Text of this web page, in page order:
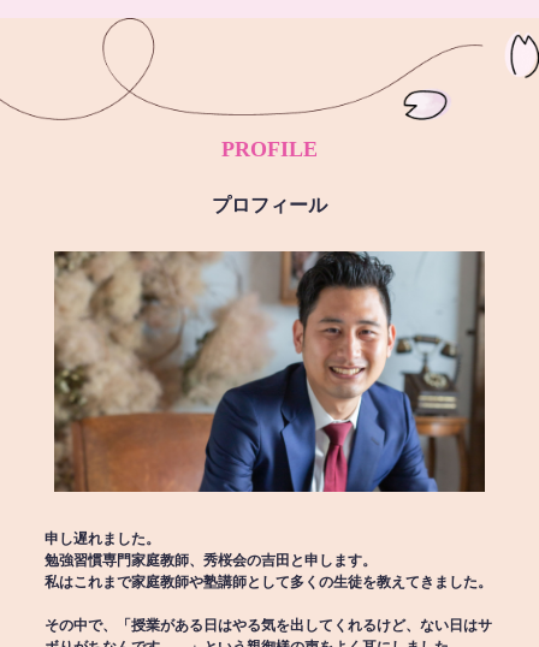
PROFILE
プロフィール
申し遅れました。
勉強習慣専門家庭教師、秀桜会の吉田と申します。
私はこれまで家庭教師や塾講師として多くの生徒を教えてきました。
その中で、「授業がある日はやる気を出してくれるけど、ない日はサ